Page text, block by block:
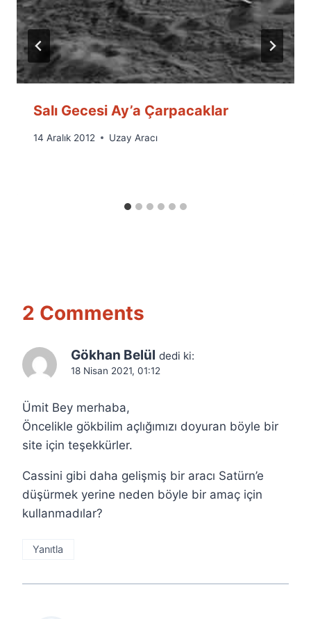
Salı Gecesi Ay’a Çarpacaklar
By
14 Aralık 2012 Uzay Aracı
2 Comments
Gökhan Belül dedi ki:
18 Nisan 2021, 01:12
Ümit Bey merhaba,
Öncelikle gökbilim açlığımızı doyuran böyle bir
site için teşekkürler.
Cassini gibi daha gelişmiş bir aracı Satürn’e
düşürmek yerine neden böyle bir amaç için
kullanmadılar?
Yanıtla